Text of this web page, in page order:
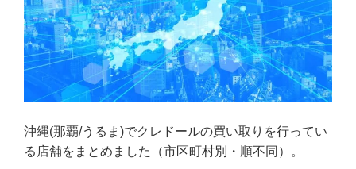
沖縄(那覇/うるま)でクレドールの買い取りを行ってい
る店舗をまとめました（市区町村別・順不同）。